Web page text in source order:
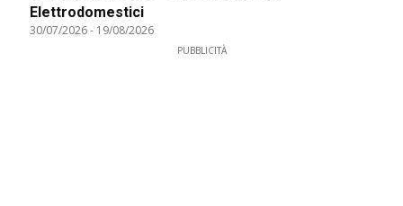
Elettrodomestici
30/07/2026- 19/08/2026
PUBBLICITÀ